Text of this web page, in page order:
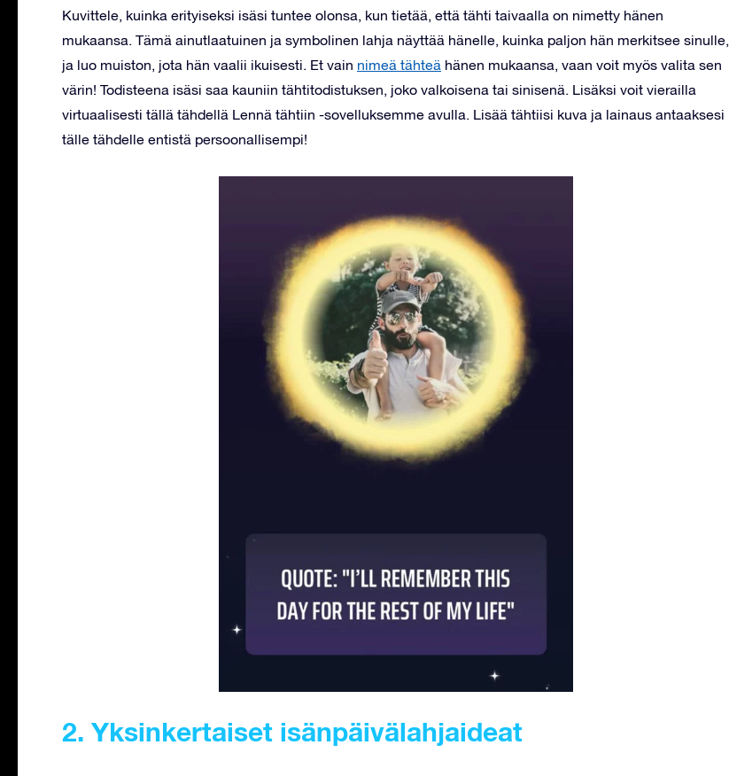
Kuvittele, kuinka erityiseksi isäsi tuntee olonsa, kun tietää, että tähti taivaalla on nimetty hänen
mukaansa. Tämä ainutlaatuinen ja symbolinen lahja näyttää hänelle, kuinka paljon hän merkitsee sinulle,
ja luo muiston, jota hän vaalii ikuisesti. Et vain nimeä tähteä hänen mukaansa, vaan voit myös valita sen
värin! Todisteena isäsi saa kauniin tähtitodistuksen, joko valkoisena tai sinisenä. Lisäksi voit vierailla
virtuaalisesti tällä tähdellä Lennä tähtiin -sovelluksemme avulla. Lisää tähtiisi kuva ja lainaus antaaksesi
tälle tähdelle entistä persoonallisempi!
2. Yksinkertaiset isänpäivälahjaideat